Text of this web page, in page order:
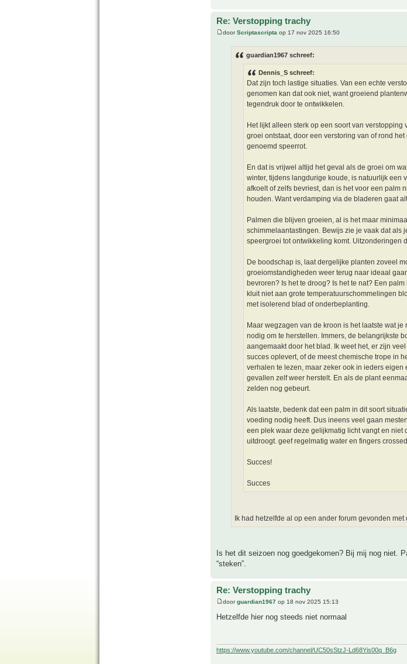
Re: Verstopping trachy
doorScriptascripta op 17 nov 2025 16:50
guardian1967 schreef:
Dennis_S schreef:
Dat zijn toch lastige situaties. Van een echte
genomen kan dat ook niet, want groeiend
tegendruk door te ontwikkelen.
Het lijkt alleen sterk op een soort van
groei ontstaat, door een verstoring van of rond
genoemd speerrot.
En dat is vrijwel altijd het geval als de groei om
winter, tijdens langdurige koude, is natuurlijk een
afkoelt of zelfs bevriest, dan is het voor een palm
houden. Want verdamping via de bladeren gaat
Palmen die blijven groeien, al is het maar
schimmelaantastingen. Bewijs zie je vaak dat als
speergroei tot ontwikkeling komt. Uitzonderingen
De boodschap is, laat dergelijke planten zoveel
groeiomstandigheden weer terug naar ideaal
bevroren? Is het te droog? Is het te nat? Een
kluit niet aan grote temperatuurschommelingen
met isolerend blad of onderbeplanting.
Maar wegzagen van de kroon is het laatste wat
nodig om te herstellen. Immers, de belangrijkste
aangemaakt door het blad. Ik weet het, er zijn
succes oplevert, of de meest chemische trope in
verhalen te lezen, maar zeker ook in ieders
gevallen zelf weer herstelt. En als de plant
zelden nog gebeurt.
Als laatste, bedenk dat een palm in dit soort
voeding nodig heeft. Dus ineens veel gaan
een plek waar deze gelijkmatig licht vangt en niet
uitdroogt. geef regelmatig water en fingers
Succes!
Succes
Ik had hetzelfde al op een ander forum gevonden
Is het dit seizoen nog goedgekomen? Bij mij nog niet.
“steken”.
Re: Verstopping trachy
doorguardian1967 op 18 nov 2025 15:13
Hetzelfde hier nog steeds niet normaal
https://www.youtube.com/channel/UC50sStzJ-Ld68Yis00q_B6g